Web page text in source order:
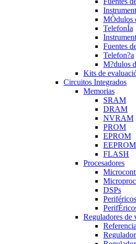
MÒdulos
TelefonÍa
Fuentes
Telefon?a
M?dulos
Kits de
Circuitos Integrados
Memorias
SRAM
DRAM
NVRAM
PROM
EPROM
EEPROM
FLASH
Procesadores
DSPs
Periféricos
Reguladores de